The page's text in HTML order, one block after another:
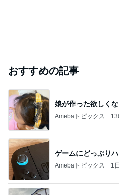
おすすめの記事
娘が作った欲しく
Amebaトピックス
ゲームにどっぷり
Amebaトピックス 1